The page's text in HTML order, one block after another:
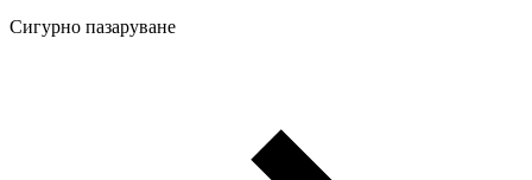
Сигурно пазаруване